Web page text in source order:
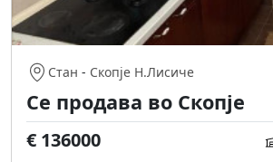
Стан - Скопје Н.Лисиче
Се продава во Скопје
€ 136000